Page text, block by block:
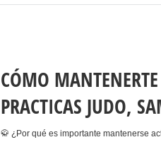
CÓMO
PRACTICAS JUDO,
🥋 ¿Por qué es importante mantenerse